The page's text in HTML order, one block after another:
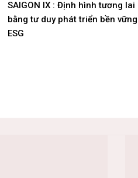
SAIGON IX : Định hình tương lai
bằng tư duy phát triển bền vững
ESG